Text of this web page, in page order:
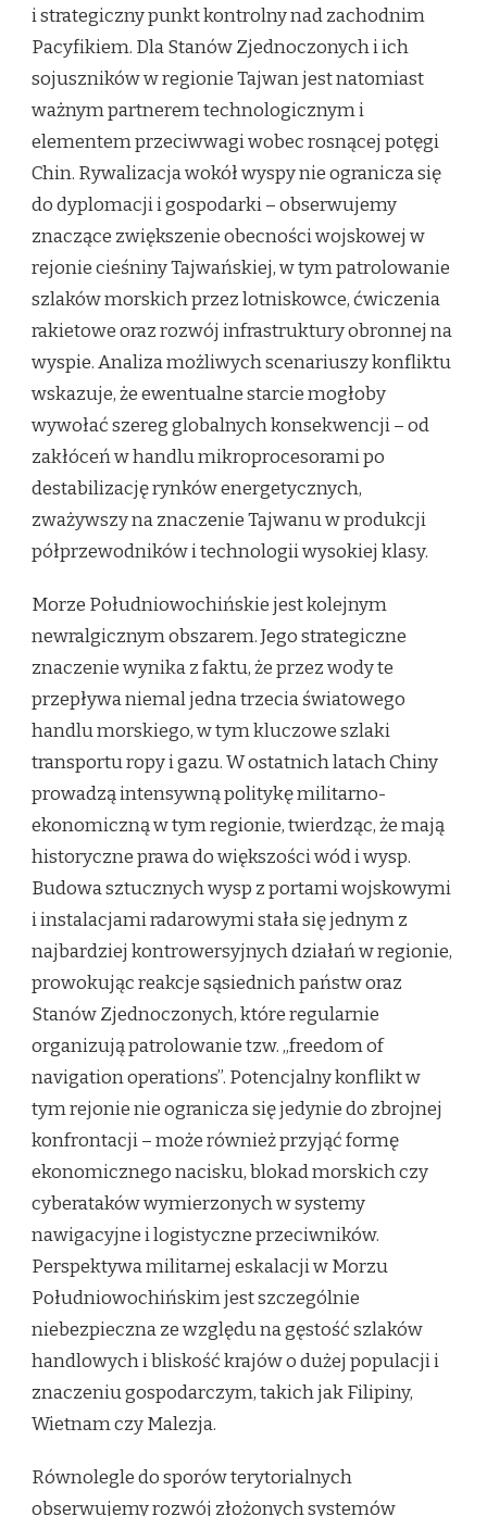
i strategiczny punkt kontrolny nad zachodnim
Pacyfikiem. Dla Stanów Zjednoczonych i ich
sojuszników w regionie Tajwan jest natomiast
ważnym partnerem technologicznym i
elementem przeciwwagi wobec rosnącej potęgi
Chin. Rywalizacja wokół wyspy nie ogranicza się
do dyplomacji i gospodarki – obserwujemy
znaczące zwiększenie obecności wojskowej w
rejonie cieśniny Tajwańskiej, w tym patrolowanie
szlaków morskich przez lotniskowce, ćwiczenia
rakietowe oraz rozwój infrastruktury obronnej na
wyspie. Analiza możliwych scenariuszy konfliktu
wskazuje, że ewentualne starcie mogłoby
wywołać szereg globalnych konsekwencji – od
zakłóceń w handlu mikroprocesorami po
destabilizację rynków energetycznych,
zważywszy na znaczenie Tajwanu w produkcji
półprzewodników i technologii wysokiej klasy.
Morze Południowochińskie jest kolejnym
newralgicznym obszarem. Jego strategiczne
znaczenie wynika z faktu, że przez wody te
przepływa niemal jedna trzecia światowego
handlu morskiego, w tym kluczowe szlaki
transportu ropy i gazu. W ostatnich latach Chiny
prowadzą intensywną politykę militarno-
ekonomiczną w tym regionie, twierdząc, że mają
historyczne prawa do większości wód i wysp.
Budowa sztucznych wysp z portami wojskowymi
i instalacjami radarowymi stała się jednym z
najbardziej kontrowersyjnych działań w regionie,
prowokując reakcje sąsiednich państw oraz
Stanów Zjednoczonych, które regularnie
organizują patrolowanie tzw. „freedom of
navigation operations”. Potencjalny konflikt w
tym rejonie nie ogranicza się jedynie do zbrojnej
konfrontacji – może również przyjąć formę
ekonomicznego nacisku, blokad morskich czy
cyberataków wymierzonych w systemy
nawigacyjne i logistyczne przeciwników.
Perspektywa militarnej eskalacji w Morzu
Południowochińskim jest szczególnie
niebezpieczna ze względu na gęstość szlaków
handlowych i bliskość krajów o dużej populacji i
znaczeniu gospodarczym, takich jak Filipiny,
Wietnam czy Malezja.
Równolegle do sporów terytorialnych
obserwujemy rozwój złożonych systemów